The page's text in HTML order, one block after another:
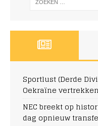
Sportlust (Derde
Oekraïne vertrekken
NEC breekt op
dag opnieuw